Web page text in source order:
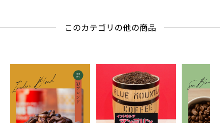
このカテゴリの他の商品